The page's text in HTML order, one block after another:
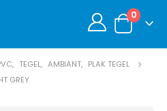
0
, TEGEL, AMBIANT, PLAK TEGEL
GREY